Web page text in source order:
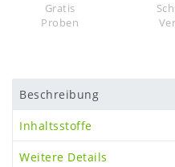
Gratis
Proben
Beschreibung
Inhaltsstoffe
Weitere Details